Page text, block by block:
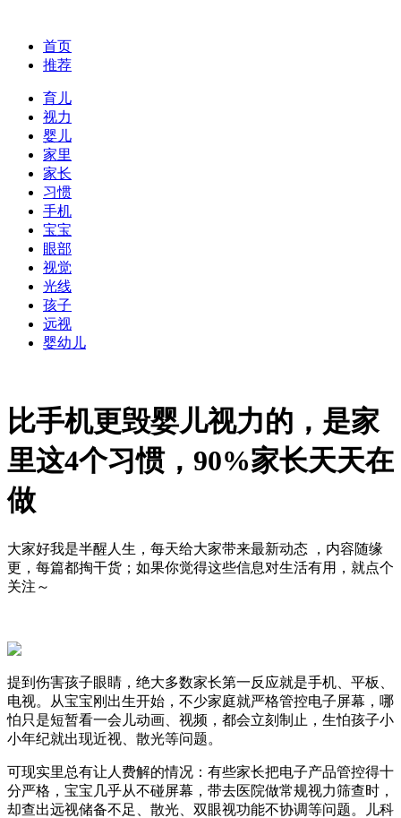
首页
推荐
育儿
视力
婴儿
家里
家长
习惯
手机
宝宝
眼部
视觉
光线
孩子
远视
婴幼儿
比手机更毁婴儿视力的，是家
里这4个习惯，90%家长天天在
做
大家好我是半醒人生，每天给大家带来最新动态 ，内容随缘
更，每篇都掏干货；如果你觉得这些信息对生活有用，就点个
关注～
提到伤害孩子眼睛，绝大多数家长第一反应就是手机、平板、
电视。从宝宝刚出生开始，不少家庭就严格管控电子屏幕，哪
怕只是短暂看一会儿动画、视频，都会立刻制止，生怕孩子小
小年纪就出现近视、散光等问题。
可现实里总有让人费解的情况：有些家长把电子产品管控得十
分严格，宝宝几乎从不碰屏幕，带去医院做常规视力筛查时，
却查出远视储备不足、散光、双眼视功能不协调等问题。儿科